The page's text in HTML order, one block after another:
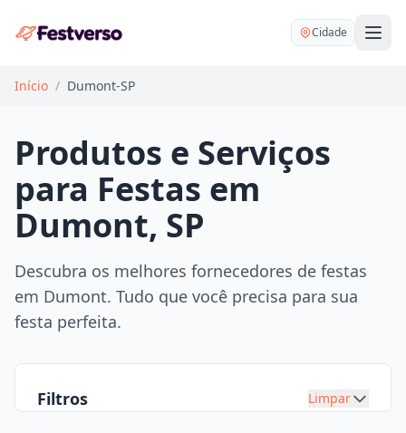
Cidade
Balões delivery
Decoração personalizada
Pegue e Monte
Festa na mesa
Mesas e cadeiras
Buffet
DJ
Início / Dumont-SP
Produtos e Serviços
para Festas em
Dumont, SP
Descubra os melhores fornecedores de festas
em Dumont. Tudo que você precisa para sua
festa perfeita.
Filtros Limpar